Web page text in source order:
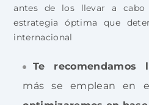
antes de los llevar a cabo
estrategia óptima que
internacional
Te recomendamos
más se emplean en